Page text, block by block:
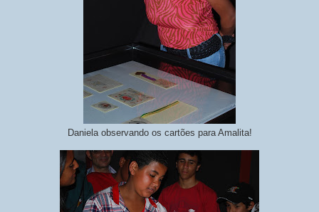
Daniela observando os cartões para Amalita!